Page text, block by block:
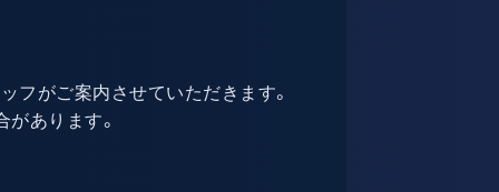
がご案内させていただきます。
あります。